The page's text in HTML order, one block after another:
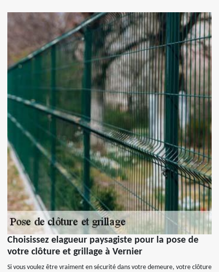
Choisissez elagueur paysagiste pour la pose de
votre clôture et grillage à Vernier
Si vous voulez être vraiment en sécurité dans votre demeure, votre clôture